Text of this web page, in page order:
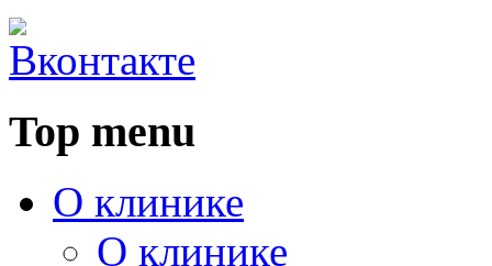
Top menu
О клинике
О клинике